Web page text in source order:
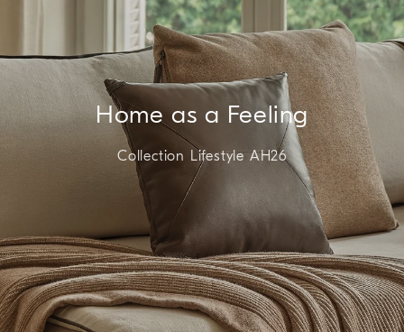
Home as a Feeling
Collection Lifestyle AH26